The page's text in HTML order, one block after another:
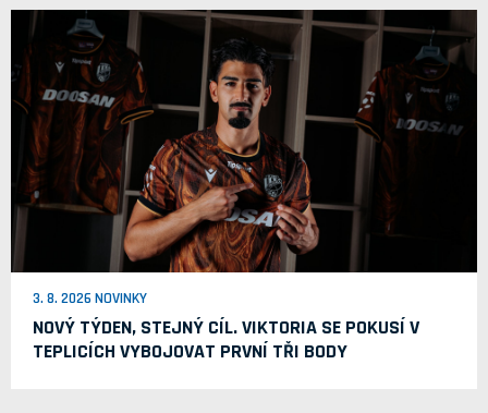
3. 8. 2026 NOVINKY
NOVÝ TÝDEN, STEJNÝ CÍL. VIKTORIA SE POKUSÍ V
TEPLICÍCH VYBOJOVAT PRVNÍ TŘI BODY